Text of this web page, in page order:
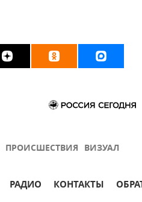
ПРОИСШЕСТВИЯ ВИЗУАЛ
РАДИО КОНТАКТЫ